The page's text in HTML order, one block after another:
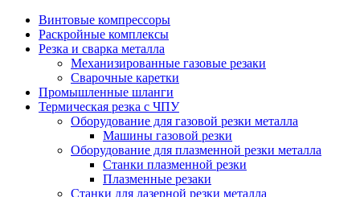
Винтовые компрессоры
Раскройные комплексы
Резка и сварка металла
Механизированные газовые резаки
Сварочные каретки
Промышленные шланги
Термическая резка с ЧПУ
Оборудование для газовой резки металла
Машины газовой резки
Оборудование для плазменной резки металла
Станки плазменной резки
Плазменные резаки
Станки для лазерной резки металла